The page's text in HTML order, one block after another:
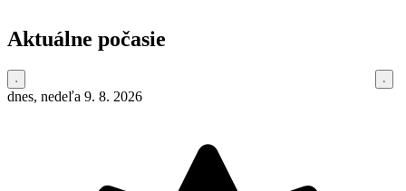
Aktuálne počasie
dnes, nedeľa 9. 8. 2026